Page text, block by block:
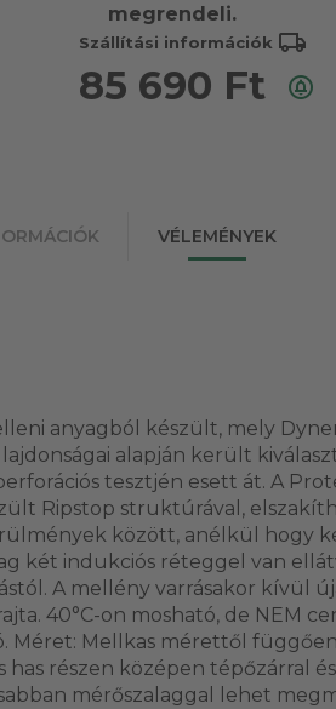
megrendeli.
Szállítási információk local_shipping
85 690 Ft
VÉLEMÉNYEK
anyagból készült, mely
alapján került
tesztjén esett át. A
Ripstop struktúrával,
között, anélkül hogy
két indukciós réteggel van
A mellény varrásakor kívül
40°C-on mosható, de NEM
Méret: Mellkas mérettől
részen középen tépőzárral
mérőszalaggal lehet